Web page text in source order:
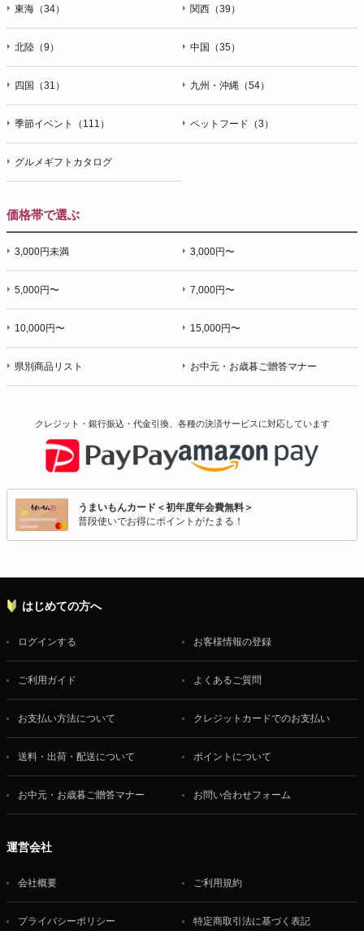
東海（34） 関西（39）
北陸（9） 中国（35）
四国（31） 九州・沖縄（54）
季節イベント（111） ペットフード（3）
グルメギフトカタログ
価格帯で選ぶ
3,000円未満 3,000円〜
5,000円〜 7,000円〜
10,000円〜 15,000円〜
県別商品リスト お中元・お歳暮ご贈答マナー
クレジット・銀行振込・代金引換、各種の決済サービスに対応しています
うまいもんカード＜初年度年会費無料＞
普段使いでお得にポイントがたまる！
はじめての方へ
ログインする お客様情報の登録
ご利用ガイド よくあるご質問
お支払い方法について クレジットカードでのお支払い
送料・出荷・配送について ポイントについて
お中元・お歳暮ご贈答マナー お問い合わせフォーム
運営会社
会社概要 ご利用規約
プライバシーポリシー 特定商取引法に基づく表記